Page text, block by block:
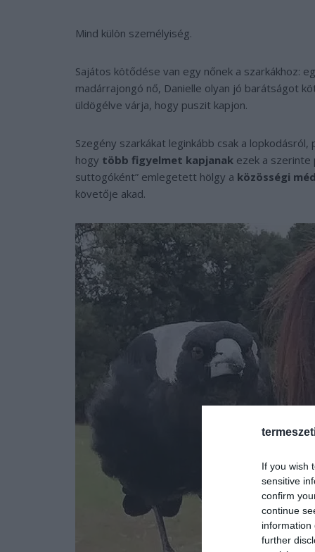
If you wish
sensitive
confirm
continue
information
further
Mind külön személyiség.
Sajátos kötődése van egy nőnek a szarkákhoz:
madárrajongó nő, Danielle olyan jó barátságot
üldögélve várja, hogy puszit kapjon.
Szegény szarkákat leginkább csak a
hogy több figyelmet kapjanak ezek a szerinte
suttogóként” emlegetett hölgy a közösségi
követője akad.